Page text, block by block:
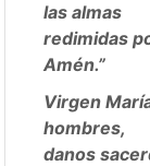
las almas
redimidas
Amén.”
Virgen
hombres,
danos